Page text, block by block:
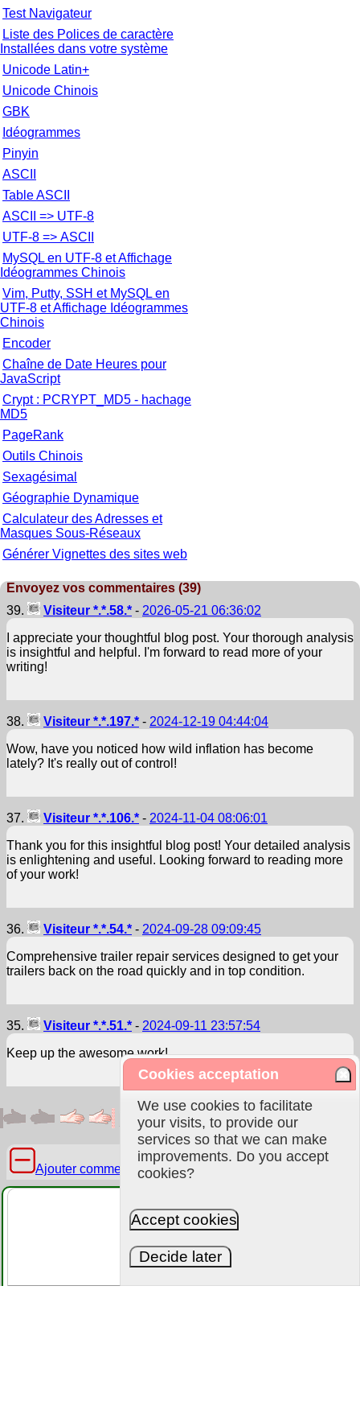
Test Navigateur
Liste des Polices de caractère
Installées dans votre système
Unicode Latin+
Unicode Chinois
GBK
Idéogrammes
Pinyin
ASCII
Table ASCII
ASCII => UTF-8
UTF-8 => ASCII
MySQL en UTF-8 et Affichage
Idéogrammes Chinois
Vim, Putty, SSH et MySQL en
UTF-8 et Affichage Idéogrammes
Chinois
Encoder
Chaîne de Date Heures pour
JavaScript
Crypt : PCRYPT_MD5 - hachage
MD5
PageRank
Outils Chinois
Sexagésimal
Géographie Dynamique
Calculateur des Adresses et
Masques Sous-Réseaux
Générer Vignettes des sites web
Envoyez vos commentaires (39)
39.
Visiteur *.*.58.* - 2026-05-21 06:36:02
I appreciate your thoughtful blog post. Your thorough analysis
is insightful and helpful. I'm forward to read more of your
writing!
38. Visiteur *.*.197.* - 2024-12-19 04:44:04
Wow, have you noticed how wild inflation has become
lately? It's really out of control!
37. Visiteur *.*.106.* - 2024-11-04 08:06:01
Thank you for this insightful blog post! Your detailed analysis
is enlightening and useful. Looking forward to reading more
of your work!
36. Visiteur *.*.54.* - 2024-09-28 09:09:45
Comprehensive trailer repair services designed to get your
trailers back on the road quickly and in top condition.
35. Visiteur *.*.51.* - 2024-09-11 23:57:54
Keep up the awesome work!
Ajouter commentaire
Cookies acceptation
We use cookies to facilitate
your visits, to provide our
services so that we can make
improvements. Do you accept
cookies?
Accept cookies
Decide later